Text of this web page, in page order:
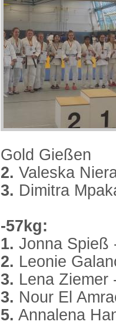
Gold Gießen
2. Valeska
3. Dimitra
-57kg:
1. Jonna Spieß
2. Leonie
3. Lena Ziemer
3. Nour El
5. Annalena